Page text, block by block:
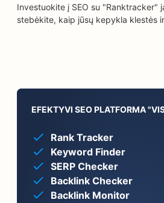
Investuokite į SEO su "Ranktracker"
stebėkite, kaip jūsų kepykla klestės
EFEKTYVI SEO PLATFORMA
Rank Tracker
Keyword Finder
SERP Checker
Backlink Checker
Backlink Monitor